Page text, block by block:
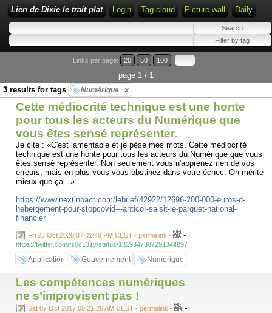
Lien de Dixie le trait plat Login Tag cloud Picture wall Daily
Links per page: 20 50 100
page 1 / 1
3 results for tags
Numérique x
Cette médiocrité technique est une honte
pour tous les acteurs du Numérique que
vous êtes sensé représenter.
Je cite : «C'est lamentable et je pèse mes mots. Cette médiocrité
technique est une honte pour tous les acteurs du Numérique que vous
êtes sensé représenter. Non seulement vous n'apprenez rien de vos
erreurs, mais en plus vous vous obstinez dans votre échec. On mérite
mieux que ça...»
https://www.nextinpact.com/lebrief/42922/12696-200-000-euros-d-
hebergement-pour-stopcovid---anticor-saisit-le-parquet-national-
financier
Fri 23 Oct 2020 07:01:49 PM CEST - permalink - -
https://twitter.com/fs0c131y/status/1319347387291344897
Application Gouvernement Numérique
Les compétences numériques
ne s’improvisent pas !
Sat 07 Oct 2017 09:21:26 AM CEST - permalink - -